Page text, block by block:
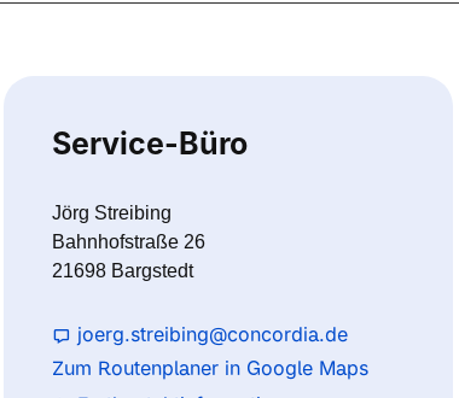
Service-Büro
Jörg Streibing
Bahnhofstraße 26
21698 Bargstedt
joerg.streibing@concordia.de
Zum Routenplaner in Google Maps